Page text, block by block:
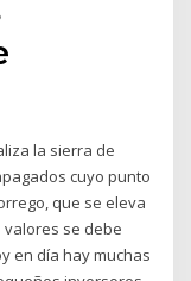
la sierra de
cuyo punto
que se eleva
valores se debe
en día hay muchas